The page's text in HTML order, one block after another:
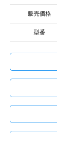
販売価格
型番